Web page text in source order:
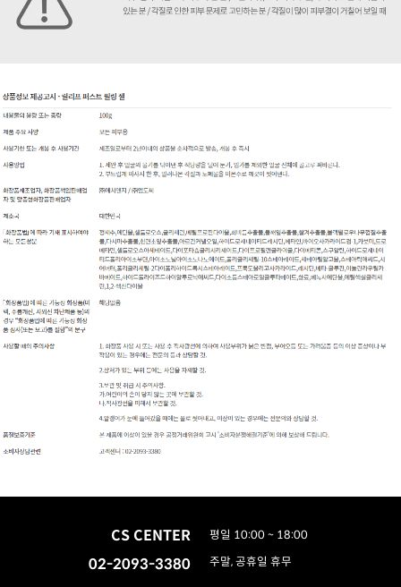
CS CENTER
02-2093-3380
평일 10:00 ~ 18:00
주말, 공휴일 휴무